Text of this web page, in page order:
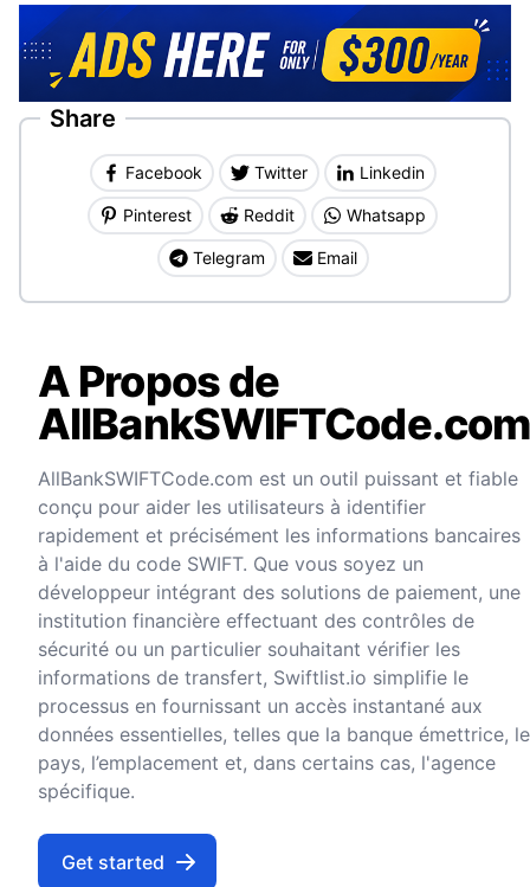
Share
Facebook Twitter Linkedin
Pinterest Reddit Whatsapp
Telegram Email
A Propos de
AllBankSWIFTCode.com
AllBankSWIFTCode.com est un outil puissant et fiable
conçu pour aider les utilisateurs à identifier
rapidement et précisément les informations bancaires
à l'aide du code SWIFT. Que vous soyez un
développeur intégrant des solutions de paiement, une
institution financière effectuant des contrôles de
sécurité ou un particulier souhaitant vérifier les
informations de transfert, Swiftlist.io simplifie le
processus en fournissant un accès instantané aux
données essentielles, telles que la banque émettrice, le
pays, l’emplacement et, dans certains cas, l'agence
spécifique.
Get started